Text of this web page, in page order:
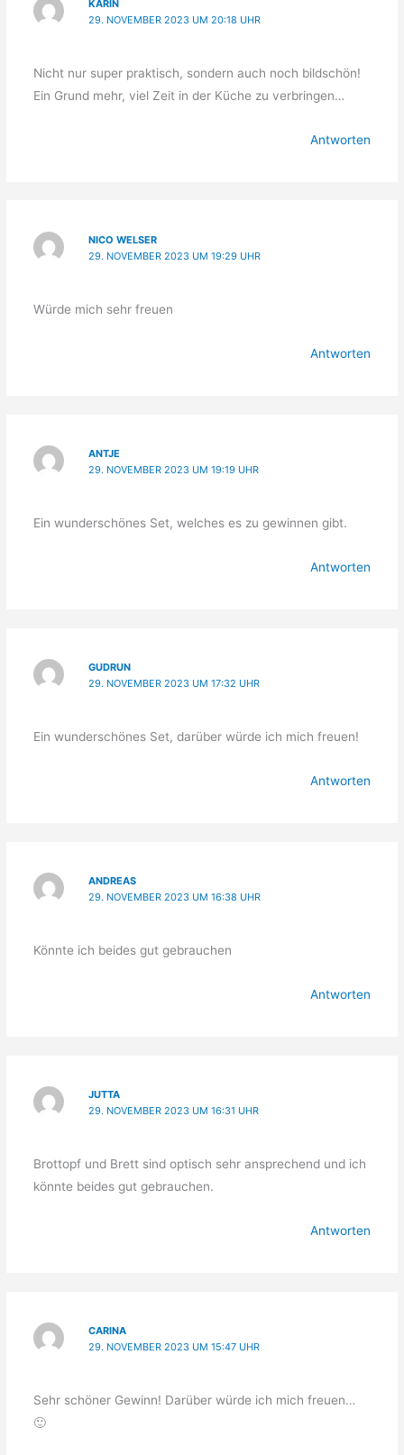
KARIN
29. NOVEMBER 2023 UM 20:18 UHR
Nicht nur super praktisch, sondern auch noch bildschön!
Ein Grund mehr, viel Zeit in der Küche zu verbringen…
Antworten
NICO WELSER
29. NOVEMBER 2023 UM 19:29 UHR
Würde mich sehr freuen
Antworten
ANTJE
29. NOVEMBER 2023 UM 19:19 UHR
Ein wunderschönes Set, welches es zu gewinnen gibt.
Antworten
GUDRUN
29. NOVEMBER 2023 UM 17:32 UHR
Ein wunderschönes Set, darüber würde ich mich freuen!
Antworten
ANDREAS
29. NOVEMBER 2023 UM 16:38 UHR
Könnte ich beides gut gebrauchen
Antworten
JUTTA
29. NOVEMBER 2023 UM 16:31 UHR
Brottopf und Brett sind optisch sehr ansprechend und ich
könnte beides gut gebrauchen.
Antworten
CARINA
29. NOVEMBER 2023 UM 15:47 UHR
Sehr schöner Gewinn! Darüber würde ich mich freuen…
🙂